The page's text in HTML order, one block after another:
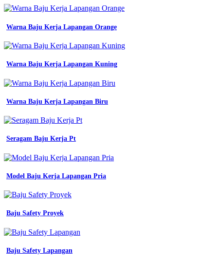
tempat
sablon
murah
wearpack
smk
desain
Jersey
baju
jurusan
terbaru
seragam
batik
sekolah
olahraga
kain
batik
batik
seragam
Warna Baju Kerja Lapangan Orange
Warna Baju Kerja Lapangan Kuning
Warna Baju Kerja Lapangan Biru
Seragam Baju Kerja Pt
Model Baju Kerja Lapangan Pria
Baju Safety Proyek
Baju Safety Lapangan